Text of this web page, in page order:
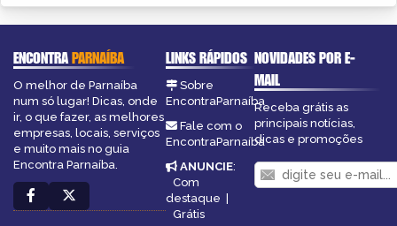
ENCONTRAPARNAÍBA
O melhor de Parnaíba
num só lugar! Dicas, onde
ir, o que fazer, as melhores
empresas, locais, serviços
e muito mais no guia
Encontra Parnaíba.
LINKS RÁPIDOS
Sobre
EncontraParnaíba
Fale com o
EncontraParnaíba
ANUNCIE:
Com
destaque |
Grátis
NOVIDADES POR E-
MAIL
Receba grátis as
principais notícias,
dicas e promoções